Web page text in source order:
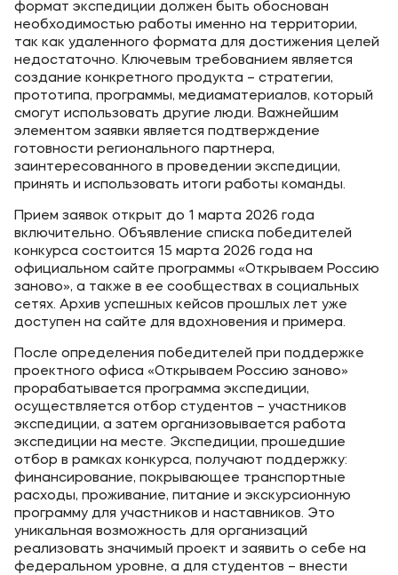
формат экспедиции должен быть обоснован
необходимостью работы именно на территории,
так как удаленного формата для достижения целей
недостаточно. Ключевым требованием является
создание конкретного продукта – стратегии,
прототипа, программы, медиаматериалов, который
смогут использовать другие люди. Важнейшим
элементом заявки является подтверждение
готовности регионального партнера,
заинтересованного в проведении экспедиции,
принять и использовать итоги работы команды.
Прием заявок открыт до 1 марта 2026 года
включительно. Объявление списка победителей
конкурса состоится 15 марта 2026 года на
официальном сайте программы «Открываем Россию
заново», а также в ее сообществах в социальных
сетях. Архив успешных кейсов прошлых лет уже
доступен на сайте для вдохновения и примера.
После определения победителей при поддержке
проектного офиса «Открываем Россию заново»
прорабатывается программа экспедиции,
осуществляется отбор студентов – участников
экспедиции, а затем организовывается работа
экспедиции на месте. Экспедиции, прошедшие
отбор в рамках конкурса, получают поддержку:
финансирование, покрывающее транспортные
расходы, проживание, питание и экскурсионную
программу для участников и наставников. Это
уникальная возможность для организаций
реализовать значимый проект и заявить о себе на
федеральном уровне, а для студентов – внести